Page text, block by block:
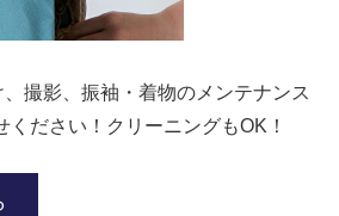
撮影、振袖・着物のメンテナンス
ください！クリーニングもOK！